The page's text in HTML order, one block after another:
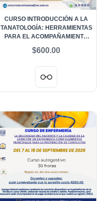
CURSO INTRODUCCIÓN A LA
TANATOLOGÍA: HERRAMIENTAS
PARA EL ACOMPAÑAMIENTO
SALUD
$600.00